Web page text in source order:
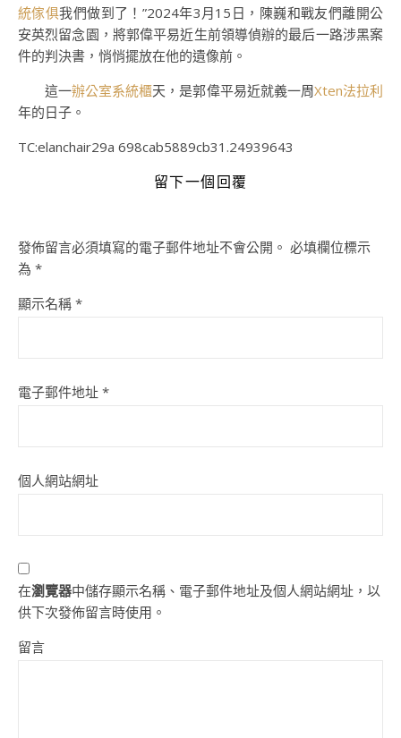
統傢俱我們做到了！”2024年3月15日，陳巍和戰友們離開公
安英烈留念園，將郭偉平易近生前領導偵辦的最后一路涉黑案
件的判決書，悄悄擺放在他的遺像前。
這一辦公室系統櫃天，是郭偉平易近就義一周Xten法拉利
年的日子。
TC:elanchair29a 698cab5889cb31.24939643
留下一個回覆
發佈留言必須填寫的電子郵件地址不會公開。 必填欄位標示
為 *
顯示名稱 *
電子郵件地址 *
個人網站網址
在瀏覽器中儲存顯示名稱、電子郵件地址及個人網站網址，以
供下次發佈留言時使用。
留言